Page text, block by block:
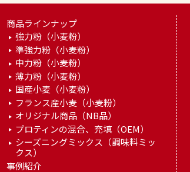
商品ラインナップ
強力粉（小麦粉）
準強力粉（小麦粉）
中力粉（小麦粉）
薄力粉（小麦粉）
国産小麦（小麦粉）
フランス産小麦（小麦粉）
オリジナル商品（NB品）
プロティンの混合、充填（OEM）
シーズニングミックス（調味料ミッ
クス）
事例紹介